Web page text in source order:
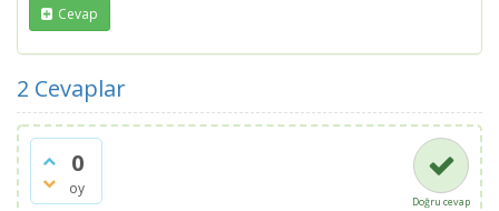
Cevap
2 Cevaplar
0
oy
Doğru cevap